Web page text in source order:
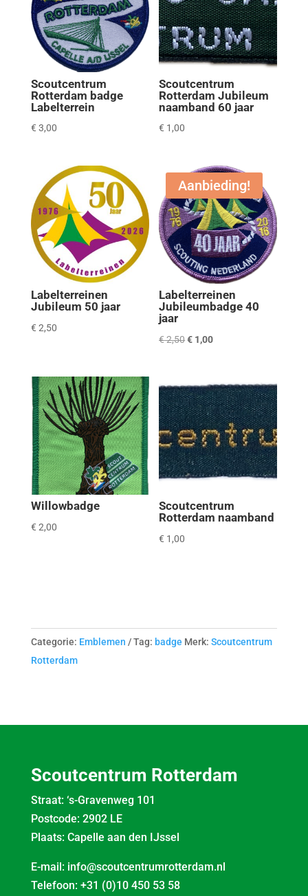
Scoutcentrum
Rotterdam badge
Labelterrein
€ 3,00
Scoutcentrum
Rotterdam Jubileum
naamband 60 jaar
€ 1,00
Labelterreinen
Jubileum 50 jaar
€ 2,50
Aanbieding!
Labelterreinen
Jubileumbadge 40
jaar
€2,50Oorspronkelijke
€ 2,50.
€ 1,00Huidige
€ 1,00.
Willowbadge
€ 2,00
Scoutcentrum
Rotterdam naamband
€ 1,00
Categorie: Emblemen Tag: badge Merk: Scoutcentrum
Rotterdam
Scoutcentrum Rotterdam
Straat: ‘s-Gravenweg 101
Postcode: 2902 LE
Plaats: Capelle aan den IJssel
E-mail: info@scoutcentrumrotterdam.nl
Telefoon: +31 (0)10 450 53 58